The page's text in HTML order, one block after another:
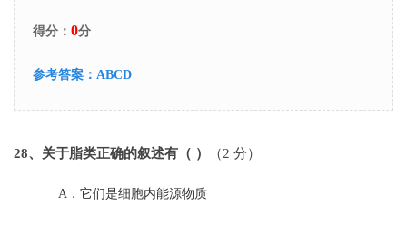
得分： 0分
参考答案： ABCD
28、关于脂类正确的叙述有（ ） （2 分）
A． 它们是细胞内能源物质